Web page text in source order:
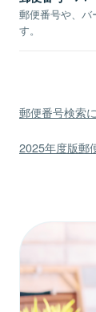
郵便番号や、バ
す。
郵便番号検索
2025年度版郵